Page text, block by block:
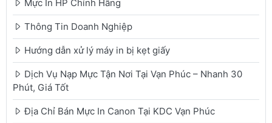
Mực In HP Chính Hãng
Thông Tin Doanh Nghiệp
Hướng dẫn xử lý máy in bị kẹt giấy
Dịch Vụ Nạp Mực Tận Nơi Tại Vạn Phúc – Nhanh 30
Phút, Giá Tốt
Địa Chỉ Bán Mực In Canon Tại KDC Vạn Phúc